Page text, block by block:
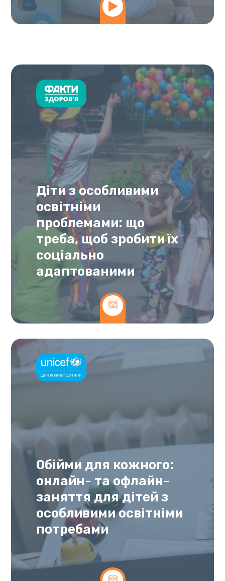
Діти з особливими
освітніми
проблемами: що
треба, щоб зробити їх
соціально
адаптованими
Обійми для кожного:
онлайн- та офлайн-
заняття для дітей з
особливими освітніми
потребами